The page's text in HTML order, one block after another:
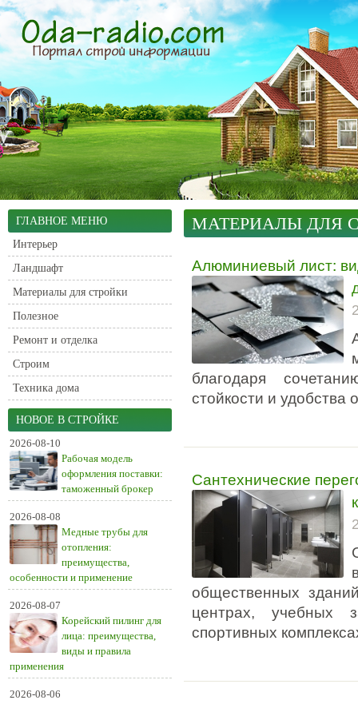
ГЛАВНОЕ МЕНЮ
Интерьер
Ландшафт
Материалы для стройки
Полезное
Ремонт и отделка
Строим
Техника дома
НОВОЕ В СТРОЙКЕ
2026-08-10
Рабочая модель
оформления поставки:
таможенный брокер
2026-08-08
Медные трубы для
отопления:
преимущества,
особенности и применение
2026-08-07
Корейский пилинг для
лица: преимущества,
виды и правила
применения
2026-08-06
МАТЕРИАЛЫ ДЛЯ
Алюминиевый лист:
благодаря
стойкости и удобства
Сантехнические
общественных
центрах, учебных
спортивных